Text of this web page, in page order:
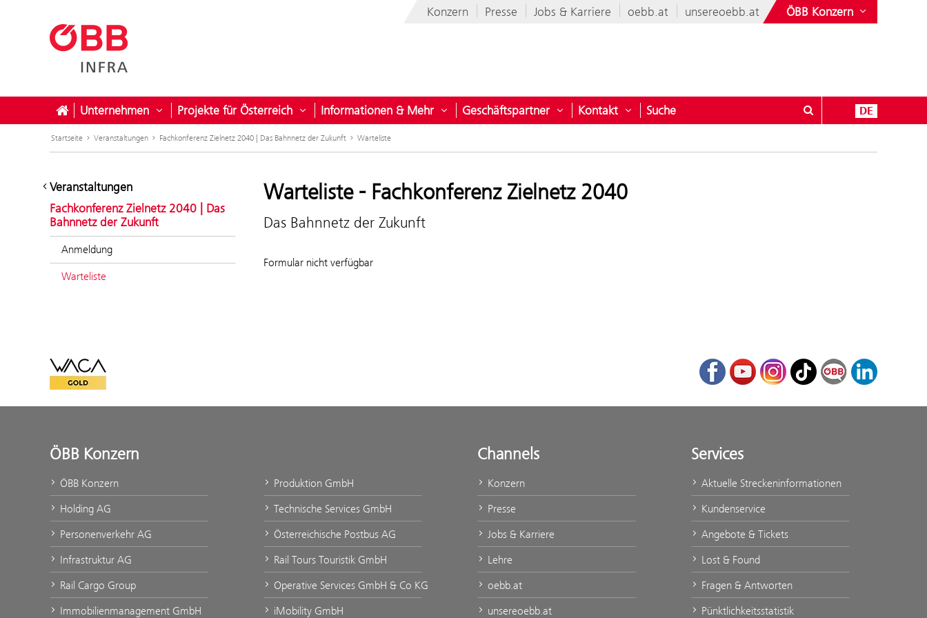
Konzern Presse Jobs & Karriere oebb.at unsereoebb.at ÖBB Konzern
Unternehmen Untermenü öffnen für Unternehmen
Projekte für Österreich Untermenü öffnen für Projekte für Österreich
Informationen & Mehr Untermenü öffnen für Informationen & Mehr
Geschäftspartner Untermenü öffnen für Geschäftspartner
Kontakt Untermenü öffnen für Kontakt
Suche DE
Startseite Veranstaltungen Fachkonferenz Zielnetz 2040 | Das Bahnnetz der Zukunft Warteliste
Veranstaltungen
Fachkonferenz Zielnetz 2040 | Das
Bahnnetz der Zukunft
Anmeldung
Warteliste
Warteliste - Fachkonferenz Zielnetz 2040
Das Bahnnetz der Zukunft
Formular nicht verfügbar
WACA Gold FacebookYoutubeInstagram
TikTok ÖBB Corporate
LinkedIn
ÖBB Konzern
ÖBB Konzern
Holding AG
Personenverkehr AG
Infrastruktur AG
Rail Cargo Group
Immobilienmanagement GmbH
Produktion GmbH
Technische Services GmbH
Österreichische Postbus AG
Rail Tours Touristik GmbH
Operative Services GmbH & Co KG
iMobility GmbH
Channels
Konzern
Presse
Jobs & Karriere
Lehre
oebb.at
unsereoebb.at
Services
Aktuelle Streckeninformationen
Kundenservice
Angebote & Tickets
Lost & Found
Fragen & Antworten
Pünktlichkeitsstatistik